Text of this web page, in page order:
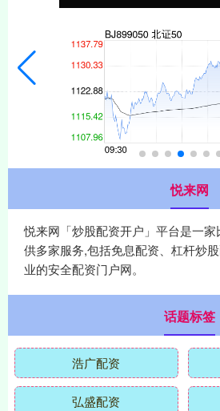
悦来网
悦来网「炒股配资开户」平台是一
供多家服务,包括免息配资、杠杆炒
业的安全配资门户网。
话题标签
浩广配资
弘盛配资